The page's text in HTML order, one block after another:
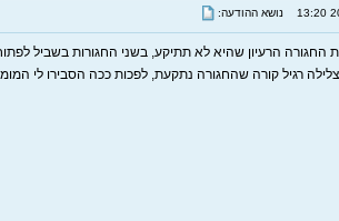
נושא ההודעה:
החגורה הרעיון שהיא לא תתיקע, בשני החגורות בשביל
רגיל קורה שהחגורה נתקעת, לפכות ככה הסבירו לי